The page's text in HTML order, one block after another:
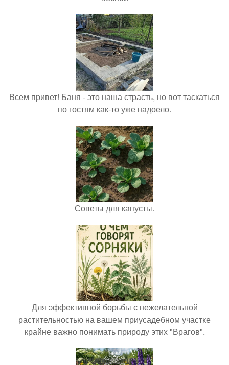
Всем привет! Баня - это наша страсть, но вот таскаться
по гостям как-то уже надоело.
Советы для капусты.
Для эффективной борьбы с нежелательной
растительностью на вашем приусадебном участке
крайне важно понимать природу этих "Врагов".